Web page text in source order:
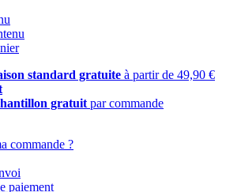
standard gratuite à partir de 49,90 €
gratuit par commande
commande ?
paiement